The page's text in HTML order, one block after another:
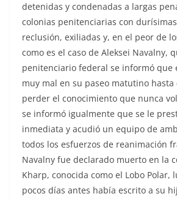
detenidas y condenadas a largas
colonias penitenciarias con
reclusión, exiliadas y, en el peor de
como es el caso de Aleksei Navalny,
penitenciario federal se informó que
muy mal en su paseo matutino
perder el conocimiento que nunca
se informó igualmente que se le
inmediata y acudió un equipo de
todos los esfuerzos de reanimación
Navalny fue declarado muerto en la
Kharp, conocida como el Lobo Polar,
pocos días antes había escrito a su